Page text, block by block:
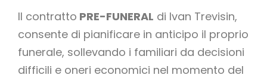
Il contratto PRE-FUNERAL di Ivan Trevisin,
consente di pianificare in anticipo il proprio
funerale, sollevando i familiari da decisioni
difficili e oneri economici nel momento del